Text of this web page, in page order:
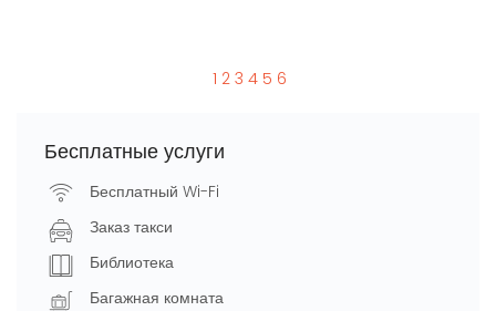
1 2 3 4 5 6
Бесплатные услуги
Бесплатный Wi-Fi
Заказ такси
Библиотека
Багажная комната